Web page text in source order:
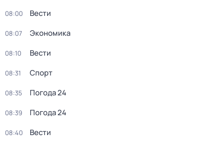
08:00 Вести
08:07 Экономика
08:10 Вести
08:31 Спорт
08:35 Погода 24
08:39 Погода 24
08:40 Вести